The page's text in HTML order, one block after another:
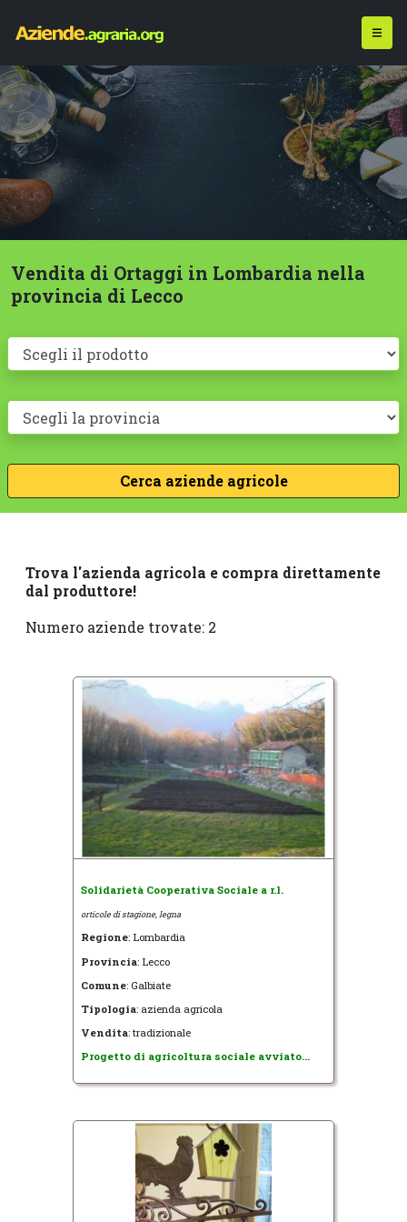
Vendita di Ortaggi in Lombardia nella
provincia di Lecco
Trova l'azienda agricola e compra direttamente
dal produttore!
Numero aziende trovate: 2
Solidarietà Cooperativa Sociale a r.l.
orticole di stagione, legna
Regione: Lombardia
Provincia: Lecco
Comune: Galbiate
Tipologia: azienda agricola
Vendita: tradizionale
Progetto di agricoltura sociale avviato...